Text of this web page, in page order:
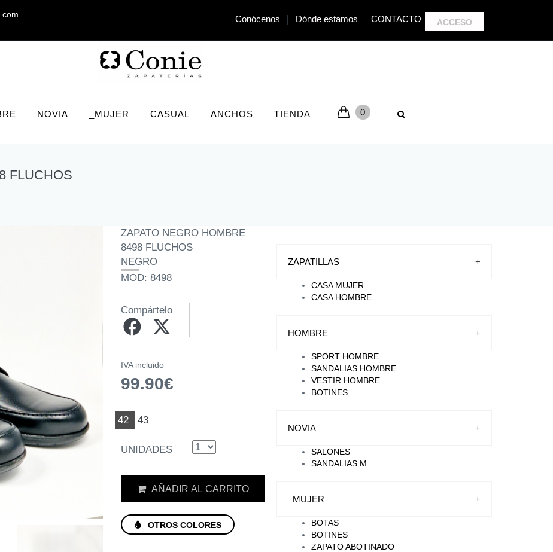
Conócenos | Dónde estamos CONTACTO ACCESO
NOVIA _MUJER CASUAL ANCHOS TIENDA 0
FLUCHOS
ZAPATO NEGRO HOMBRE
8498 FLUCHOS
NEGRO
MOD: 8498
Compártelo
IVA incluido
99.90€
42 43
UNIDADES
AÑADIR AL CARRITO
OTROS COLORES
ZAPATILLAS +
CASA MUJER
CASA HOMBRE
HOMBRE +
SPORT HOMBRE
SANDALIAS HOMBRE
VESTIR HOMBRE
BOTINES
NOVIA +
SALONES
SANDALIAS M.
_MUJER +
BOTAS
BOTINES
ZAPATO ABOTINADO